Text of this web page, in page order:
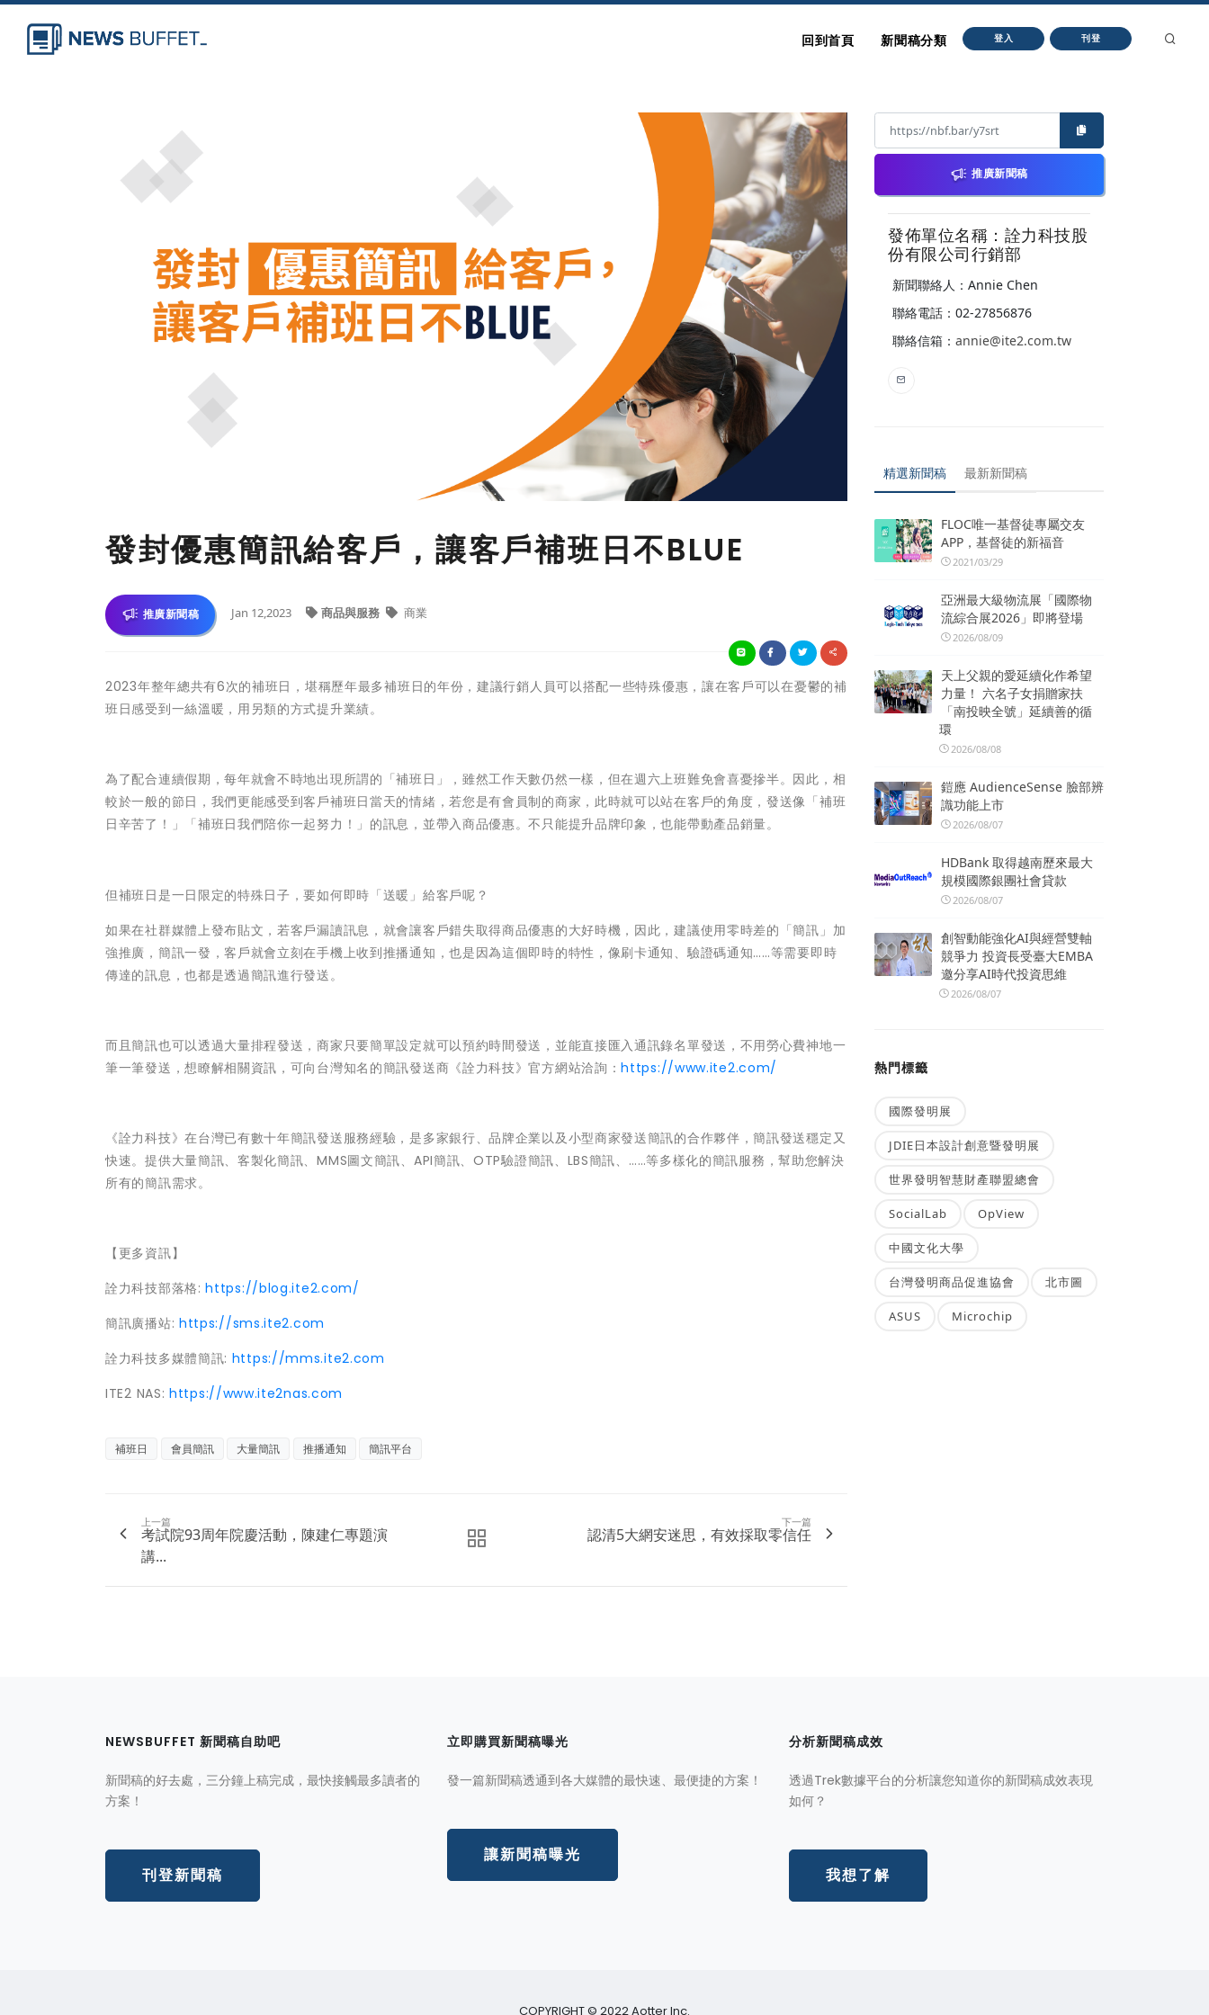
回到首頁 新聞稿分類 登入 刊登
發封優惠簡訊給客戶，讓客戶補班日不BLUE
推廣新聞稿 Jan 12,2023 商品與服務 商業
2023年整年總共有6次的補班日，堪稱歷年最多補班日的年份，建議行銷人員可以搭配一些特殊優惠，讓在客戶可以在憂鬱的補
班日感受到一絲溫暖，用另類的方式提升業績。
為了配合連續假期，每年就會不時地出現所謂的「補班日」，雖然工作天數仍然一樣，但在週六上班難免會喜憂摻半。因此，相
較於一般的節日，我們更能感受到客戶補班日當天的情緒，若您是有會員制的商家，此時就可以站在客戶的角度，發送像「補班
日辛苦了！」「補班日我們陪你一起努力！」的訊息，並帶入商品優惠。不只能提升品牌印象，也能帶動產品銷量。
但補班日是一日限定的特殊日子，要如何即時「送暖」給客戶呢？
如果在社群媒體上發布貼文，若客戶漏讀訊息，就會讓客戶錯失取得商品優惠的大好時機，因此，建議使用零時差的「簡訊」加
強推廣，簡訊一發，客戶就會立刻在手機上收到推播通知，也是因為這個即時的特性，像刷卡通知、驗證碼通知……等需要即時
傳達的訊息，也都是透過簡訊進行發送。
而且簡訊也可以透過大量排程發送，商家只要簡單設定就可以預約時間發送，並能直接匯入通訊錄名單發送，不用勞心費神地一
筆一筆發送，想瞭解相關資訊，可向台灣知名的簡訊發送商《詮力科技》官方網站洽詢：https://www.ite2.com/
《詮力科技》在台灣已有數十年簡訊發送服務經驗，是多家銀行、品牌企業以及小型商家發送簡訊的合作夥伴，簡訊發送穩定又
快速。提供大量簡訊、客製化簡訊、MMS圖文簡訊、API簡訊、OTP驗證簡訊、LBS簡訊、……等多樣化的簡訊服務，幫助您解決
所有的簡訊需求。
【更多資訊】
詮力科技部落格:https://blog.ite2.com/
簡訊廣播站: https://sms.ite2.com
詮力科技多媒體簡訊: https://mms.ite2.com
ITE2 NAS: https://www.ite2nas.com
補班日 會員簡訊 大量簡訊 推播通知 簡訊平台
上一篇
考試院93周年院慶活動，陳建仁專題演
講...
下一篇
認清5大網安迷思，有效採取零信任
推廣新聞稿
發佈單位名稱：詮力科技股
份有限公司行銷部
新聞聯絡人：Annie Chen
聯絡電話：02-27856876
聯絡信箱： annie@ite2.com.tw
精選新聞稿 最新新聞稿
FLOC唯一基督徒專屬交友
APP，基督徒的新福音
2021/03/29
亞洲最大級物流展「國際物
流綜合展2026」即將登場
2026/08/09
天上父親的愛延續化作希望
力量！ 六名子女捐贈家扶
「南投映全號」延續善的循
環
2026/08/08
鎧應 AudienceSense 臉部辨
識功能上市
2026/08/07
HDBank 取得越南歷來最大
規模國際銀團社會貸款
2026/08/07
創智動能強化AI與經營雙軸
競爭力 投資長受臺大EMBA
邀分享AI時代投資思維
2026/08/07
熱門標籤
國際發明展
JDIE日本設計創意暨發明展
世界發明智慧財產聯盟總會
SocialLab OpView
中國文化大學
台灣發明商品促進協會 北市圖
ASUS Microchip
NEWSBUFFET 新聞稿自助吧
新聞稿的好去處，三分鐘上稿完成，最快接觸最多讀者的
方案！
刊登新聞稿
立即購買新聞稿曝光
發一篇新聞稿透通到各大媒體的最快速、最便捷的方案！
讓新聞稿曝光
分析新聞稿成效
透過Trek數據平台的分析讓您知道你的新聞稿成效表現
如何？
我想了解
COPYRIGHT © 2022 Aotter Inc.